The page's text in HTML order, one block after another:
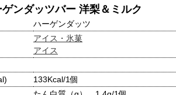
ンダッツバー 洋梨＆ミルク
ハーゲンダッツ
アイス・氷菓
アイス
133Kcal/1個